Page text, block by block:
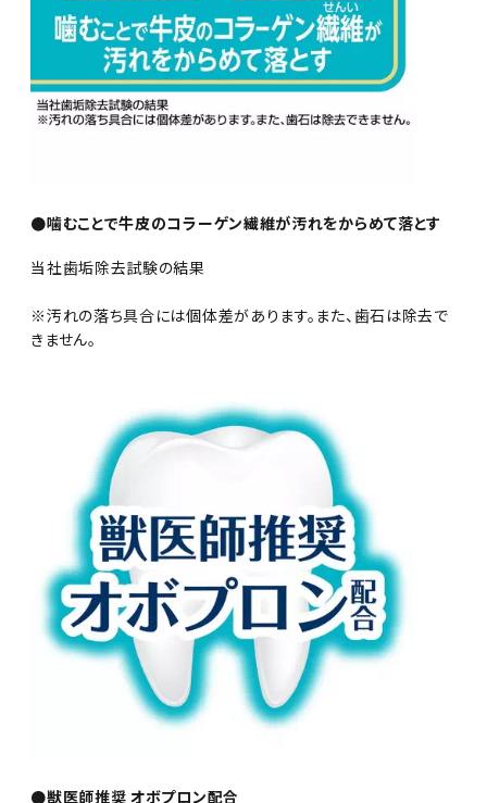
●噛むことで牛皮のコラーゲン繊維が汚れをからめて落とす
当社歯垢除去試験の結果
※汚れの落ち具合には個体差があります。また、歯石は除去で
きません。
●獣医師推奨 オボプロン配合